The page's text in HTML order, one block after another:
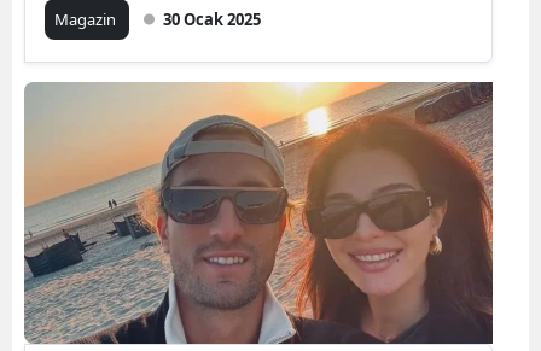
Tunceli
Şanlıurfa
Uşak
Zonguldak
Magazin 30 Ocak 2025